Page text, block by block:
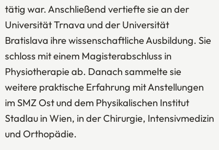
tätig war. Anschließend vertiefte sie an der
Universität Trnava und der Universität
Bratislava ihre wissenschaftliche Ausbildung. Sie
schloss mit einem Magisterabschluss in
Physiotherapie ab. Danach sammelte sie
weitere praktische Erfahrung mit Anstellungen
im SMZ Ost und dem Physikalischen Institut
Stadlau in Wien, in der Chirurgie, Intensivmedizin
und Orthopädie.